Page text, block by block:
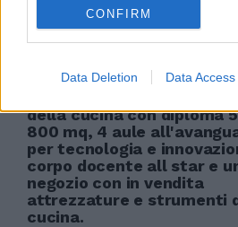
CONFIRM
Data Deletion Data Access
della cucina con diploma
800 mq, 4 aule
per tecnologia e
corpo docente all star e
negozio con in vendita
attrezzature e strumenti
cucina.